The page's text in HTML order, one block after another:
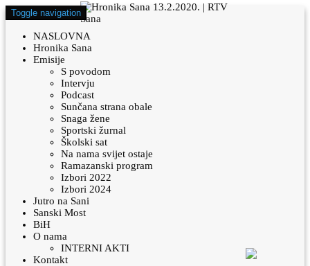
Toggle navigation
NASLOVNA
Hronika Sana
Emisije
S povodom
Intervju
Podcast
Sunčana strana obale
Snaga žene
Sportski žurnal
Školski sat
Na nama svijet ostaje
Ramazanski program
Izbori 2022
Izbori 2024
Jutro na Sani
Sanski Most
BiH
O nama
INTERNI AKTI
Kontakt